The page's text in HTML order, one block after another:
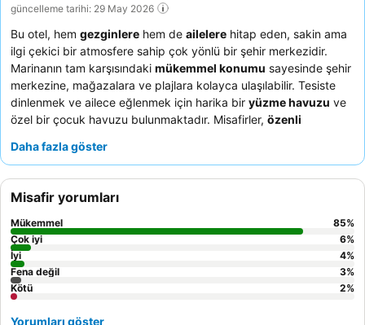
güncelleme tarihi: 29 May 2026
Bu otel, hem gezginlere hem de ailelere hitap eden, sakin ama
ilgi çekici bir atmosfere sahip çok yönlü bir şehir merkezidir.
Marinanın tam karşısındaki mükemmel konumu sayesinde şehir
merkezine, mağazalara ve plajlara kolayca ulaşılabilir. Tesiste
dinlenmek ve ailece eğlenmek için harika bir yüzme havuzu ve
özel bir çocuk havuzu bulunmaktadır. Misafirler, özenli
olağanüstü kahvaltıyı sürekli olarak övmektedir. Çevreyi
yararlanarak deneyiminizi daha da zenginleştirebilirsiniz.
Daha fazla göster
Misafir yorumları
Mükemmel 85%
Çok iyi
6%
İyi
4%
Fena değil
3%
Kötü
2%
Yorumları göster